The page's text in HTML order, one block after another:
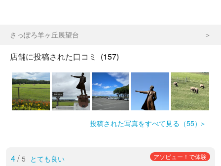
さっぽろ羊ヶ丘展望台
店舗に投稿された口コミ (157)
投稿された写真をすべて見る（55）
4/ 5 とても良い アソビュー！で体験